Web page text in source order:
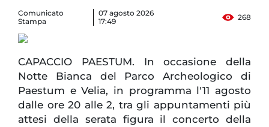
Comunicato
Stampa
07 agosto 2026
17:49
268
CAPACCIO PAESTUM. In occasione della
Notte Bianca del Parco Archeologico di
Paestum e Velia, in programma l'11 agosto
dalle ore 20 alle 2, tra gli appuntamenti più
attesi della serata figura il concerto della